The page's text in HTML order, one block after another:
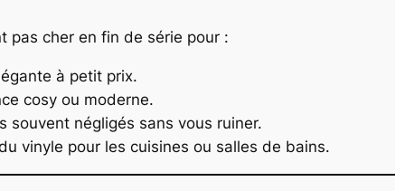
pas cher en fin de série pour :
à petit prix.
cosy ou moderne.
souvent négligés sans vous ruiner.
vinyle pour les cuisines ou salles de bains.